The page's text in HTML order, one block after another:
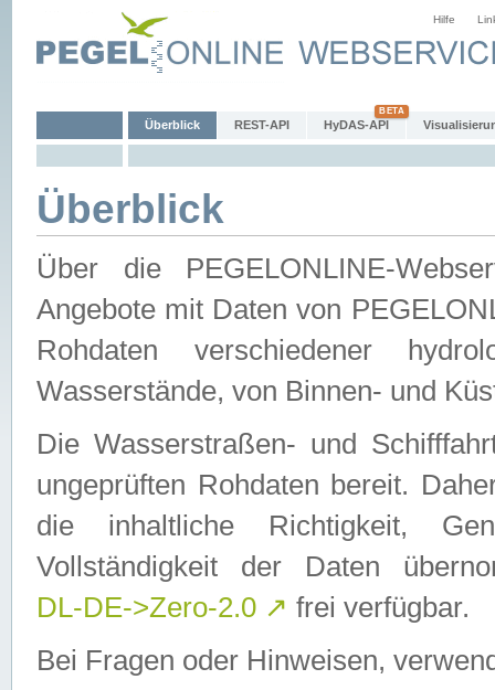
Hilfe
Überblick REST-API HyDAS-API
Überblick
Über die PEGELONLINE-
Angebote mit Daten von
Rohdaten verschiedener
Wasserstände, von Binnen- und
Die Wasserstraßen- und
ungeprüften Rohdaten bereit.
die inhaltliche Richtigkeit,
Vollständigkeit der Daten
DL-DE->Zero-2.0 ↗ frei verfügbar.
Bei Fragen oder Hinweisen,